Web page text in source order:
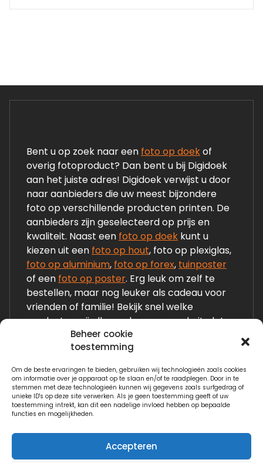
Beheer cookie
toestemming
Om de beste ervaringen te bieden, gebruiken wij technologieën zoals cookies
om informatie over je apparaat op te slaan en/of te raadplegen. Door in te
stemmen met deze technologieën kunnen wij gegevens zoals surfgedrag of
unieke ID's op deze site verwerken. Als je geen toestemming geeft of uw
toestemming intrekt, kan dit een nadelige invloed hebben op bepaalde
functies en mogelijkheden.
Accepteren
Bent u op zoek naar een foto op doekof
overig fotoproduct? Dan bent u bij Digidoek
aan het juiste adres! Digidoek verwijst u door
naar aanbieders die uw meest bijzondere
foto op verschillende producten printen. De
aanbieders zijn geselecteerd op prijs en
kwaliteit. Naast een foto op doek kunt u
kiezen uit een foto op hout, foto op plexiglas,
foto op aluminium, foto op forex, tuinposter
of een foto op poster. Erg leuk om zelf te
bestellen, maar nog leuker als cadeau voor
vrienden of familie! Bekijk snel welke
producten wij allemaal op onze website laten
Links:
Fotogeschenken.nl
Watervilla.nl